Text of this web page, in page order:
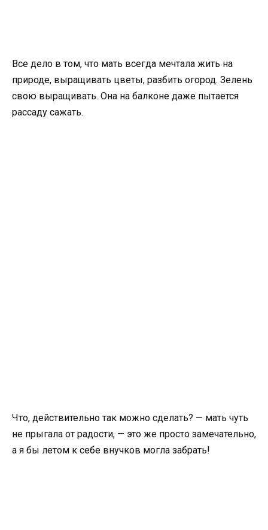
Все дело в том, что мать всегда мечтала жить на
природе, выращивать цветы, разбить огород. Зелень
свою выращивать. Она на балконе даже пытается
рассаду сажать.
Что, действительно так можно сделать? — мать чуть
не прыгала от радости, — это же просто замечательно,
а я бы летом к себе внучков могла забрать!